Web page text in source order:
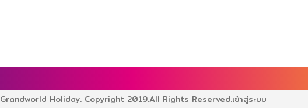
Grandworld Holiday. Copyright 2019.All Rights Reserved.เข้าสู่ระบบ